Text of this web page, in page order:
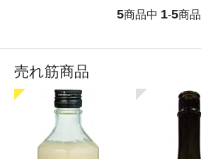
5商品中 1-5商品
売れ筋商品